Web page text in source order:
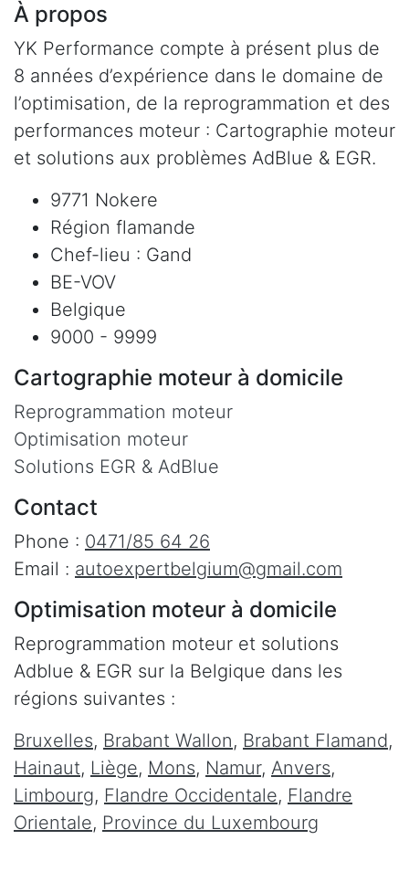
À propos
YK Performance compte à présent plus de
8 années d’expérience dans le domaine de
l’optimisation, de la reprogrammation et des
performances moteur : Cartographie moteur
et solutions aux problèmes AdBlue & EGR.
9771 Nokere
Région flamande
Chef-lieu : Gand
BE-VOV
Belgique
9000 - 9999
Cartographie moteur à domicile
Reprogrammation moteur
Optimisation moteur
Solutions EGR & AdBlue
Contact
Phone : 0471/85 64 26
Email : autoexpertbelgium@gmail.com
Optimisation moteur à domicile
Reprogrammation moteur et solutions
Adblue & EGR sur la Belgique dans les
régions suivantes :
Bruxelles, Brabant Wallon, Brabant Flamand,
Hainaut, Liège, Mons, Namur, Anvers,
Limbourg, Flandre Occidentale, Flandre
Orientale, Province du Luxembourg